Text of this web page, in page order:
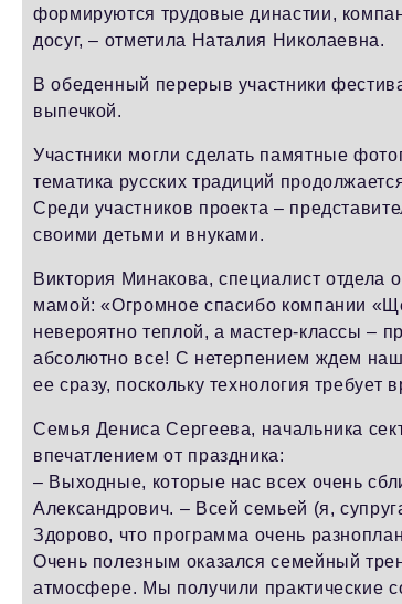
формируются трудовые династии,
досуг, – отметила Наталия Николаевна.
В обеденный перерыв участники
выпечкой.
Участники могли сделать памятные
тематика русских традиций
Среди участников проекта –
своими детьми и внуками.
Виктория Минакова, специалист отдела
мамой: «Огромное спасибо компании
невероятно теплой, а мастер-классы –
абсолютно все! С нетерпением ждем
ее сразу, поскольку технология
Семья Дениса Сергеева, начальника
впечатлением от праздника:
– Выходные, которые нас всех очень
Александрович. – Всей семьей (я,
Здорово, что программа очень
Очень полезным оказался семейный
атмосфере. Мы получили практические